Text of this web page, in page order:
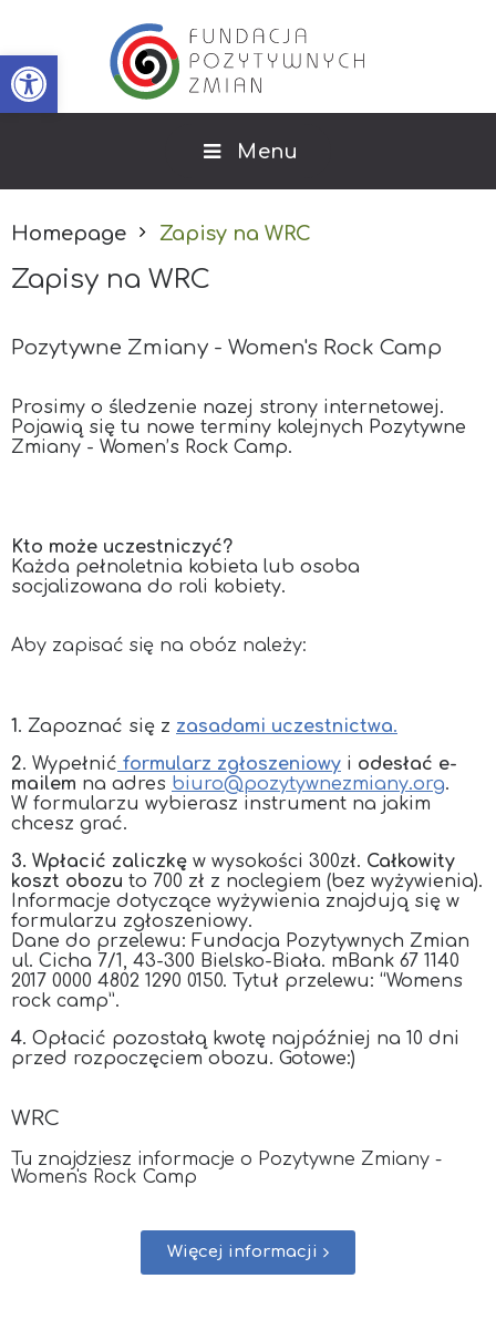
Open toolbar
Menu
Homepage Zapisy na WRC
Zapisy na WRC
Pozytywne Zmiany - Women's Rock Camp
Prosimy o śledzenie nazej strony internetowej.
Pojawią się tu nowe terminy kolejnych Pozytywne
Zmiany - Women’s Rock Camp.
Kto może uczestniczyć?
Każda pełnoletnia kobieta lub osoba
socjalizowana do roli kobiety.
Aby zapisać się na obóz należy:
1. Zapoznać się z zasadami uczestnictwa.
2. Wypełnić formularz zgłoszeniowy i odesłać e-
mailem na adres biuro@pozytywnezmiany.org.
W formularzu wybierasz instrument na jakim
chcesz grać.
3. Wpłacić zaliczkę w wysokości 300zł. Całkowity
koszt obozu to 700 zł z noclegiem (bez wyżywienia).
Informacje dotyczące wyżywienia znajdują się w
formularzu zgłoszeniowy.
Dane do przelewu: Fundacja Pozytywnych Zmian
ul. Cicha 7/1, 43-300 Bielsko-Biała. mBank 67 1140
2017 0000 4802 1290 0150. Tytuł przelewu: “Womens
rock camp”.
4. Opłacić pozostałą kwotę najpóźniej na 10 dni
przed rozpoczęciem obozu. Gotowe:)
WRC
Tu znajdziesz informacje o Pozytywne Zmiany -
Women's Rock Camp
Więcej informacji